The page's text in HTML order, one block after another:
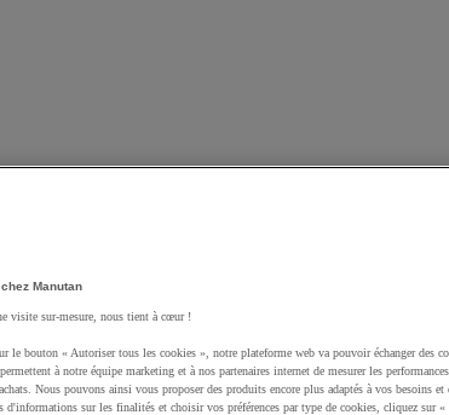
un produit à votre panier :
Manutan
visite sur-mesure, nous tient à cœur !
le bouton « Autoriser tous les cookies », notre plateforme web va pouvoir échanger des
à notre équipe marketing et à nos partenaires internet de mesurer les
Nous pouvons ainsi vous proposer des produits encore plus adaptés à vos besoins
d'informations sur les finalités et choisir vos préférences par type de cookies, cliquez sur «